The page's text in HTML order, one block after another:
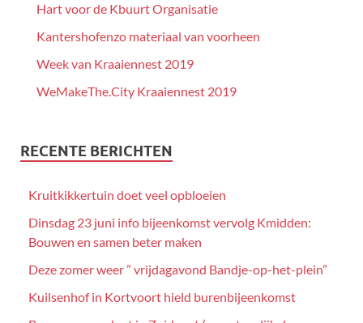
Hart voor de Kbuurt Organisatie
Kantershofenzo materiaal van voorheen
Week van Kraaiennest 2019
WeMakeThe.City Kraaiennest 2019
RECENTE BERICHTEN
Kruitkikkertuin doet veel opbloeien
Dinsdag 23 juni info bijeenkomst vervolg Kmidden:
Bouwen en samen beter maken
Deze zomer weer ” vrijdagavond Bandje-op-het-plein”
Kuilsenhof in Kortvoort hield burenbijeenkomst